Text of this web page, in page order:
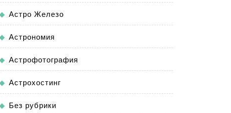
Астро Железо
Астрономия
Астрофотография
Астрохостинг
Без рубрики